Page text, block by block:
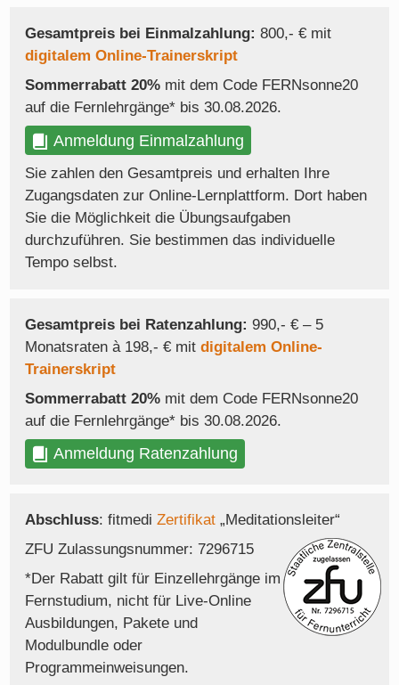
Gesamtpreis bei Einmalzahlung: 800,- € mit
digitalem Online-Trainerskript
Sommerrabatt 20% mit dem Code FERNsonne20
auf die Fernlehrgänge* bis 30.08.2026.
Anmeldung Einmalzahlung
Sie zahlen den Gesamtpreis und erhalten Ihre
Zugangsdaten zur Online-Lernplattform. Dort haben
Sie die Möglichkeit die Übungsaufgaben
durchzuführen. Sie bestimmen das individuelle
Tempo selbst.
Gesamtpreis bei Ratenzahlung: 990,- € – 5
Monatsraten à 198,- € mit digitalem Online-
Trainerskript
Sommerrabatt 20% mit dem Code FERNsonne20
auf die Fernlehrgänge* bis 30.08.2026.
Anmeldung Ratenzahlung
Abschluss: fitmedi Zertifikat „Meditationsleiter“
ZFU Zulassungsnummer: 7296715
*Der Rabatt gilt für Einzellehrgänge im
Fernstudium, nicht für Live-Online
Ausbildungen, Pakete und
Modulbundle oder
Programmeinweisungen.